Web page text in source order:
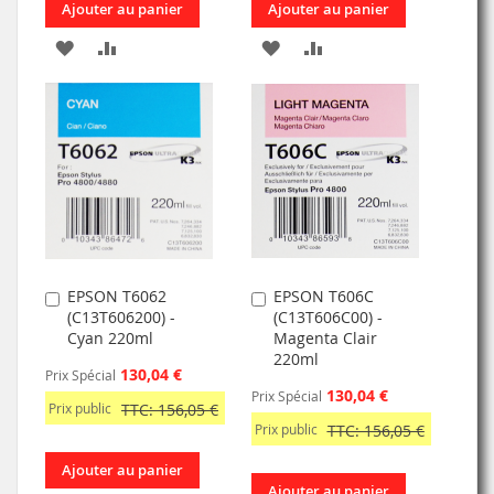
Ajouter au panier
AJOUTER
À
MA
LISTE
D’ENVIE
AU
COMPARATEUR
Ajouter au panier
AJOUTER
À
MA
LISTE
D’ENVIE
AU
COMPARATEUR
EPSON T6062
(C13T606200) -
Cyan 220ml
Prix Spécial 130,04 €
Prix public TTC: 156,05 €
Ajouter
au
panier
Ajouter au panier
EPSON T606C
(C13T606C00) -
Magenta Clair
220ml
Prix Spécial 130,04 €
Prix public TTC: 156,05 €
Ajouter
au
panier